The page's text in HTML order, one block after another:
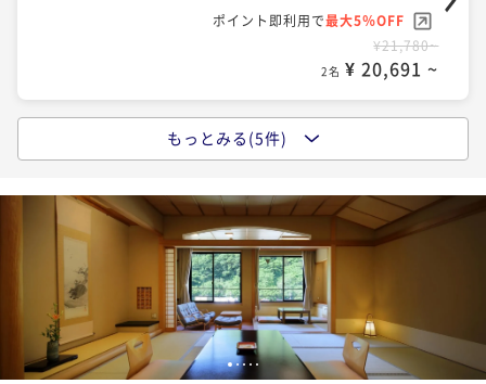
2名 ¥ 43,681 ~
ポイント即利用で 最大5％OFF
¥42,020~
2名 ¥ 39,919 ~
【ラウンジ「四季」チケット2,000円分付】夜の庭園を
独り占め。美酒とスイーツで寛ぐ大人のご褒美ステイ
二食付き 現地決済可 事前決済可
IN 15:00 - 18:00 OUT10:00
ポイント即利用で
最大5％OFF
【春夏限定】季節の特別料理！山形牛尽くし会席
ポイント即利用で最大5％OFF
¥21,780~
2名 ¥ 20,691 ~
【朝食付】遅めの到着も安心。心ほぐれる温泉と朝の
朝食付き 現地決済可 事前決済可
IN 15:00 - 22:00 OUT10:00
ポイント即利用で
最大5％OFF
【スタンダードプラン】四季を味わう会席と心和む温
もっとみる(5件)
123 4 5